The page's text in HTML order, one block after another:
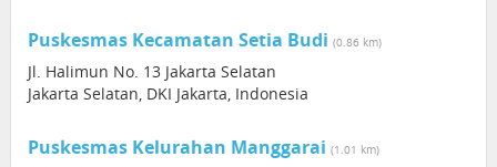
Puskesmas Kecamatan Setia Budi (0.86 km)
Jl. Halimun No. 13 Jakarta Selatan
Jakarta Selatan, DKI Jakarta, Indonesia
Puskesmas Kelurahan Manggarai (1.01 km)